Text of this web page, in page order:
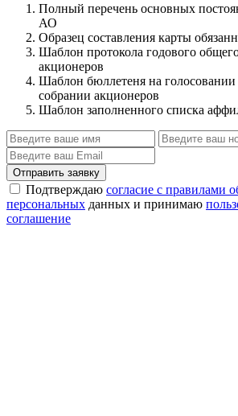
Полный перечень основных
АО
Образец составления карты
Шаблон протокола годового
акционеров
Шаблон бюллетеня на
собрании акционеров
Шаблон заполненного списка
Отправить заявку
Подтверждаю согласие с правилами
персональных данных и принимаю
соглашение